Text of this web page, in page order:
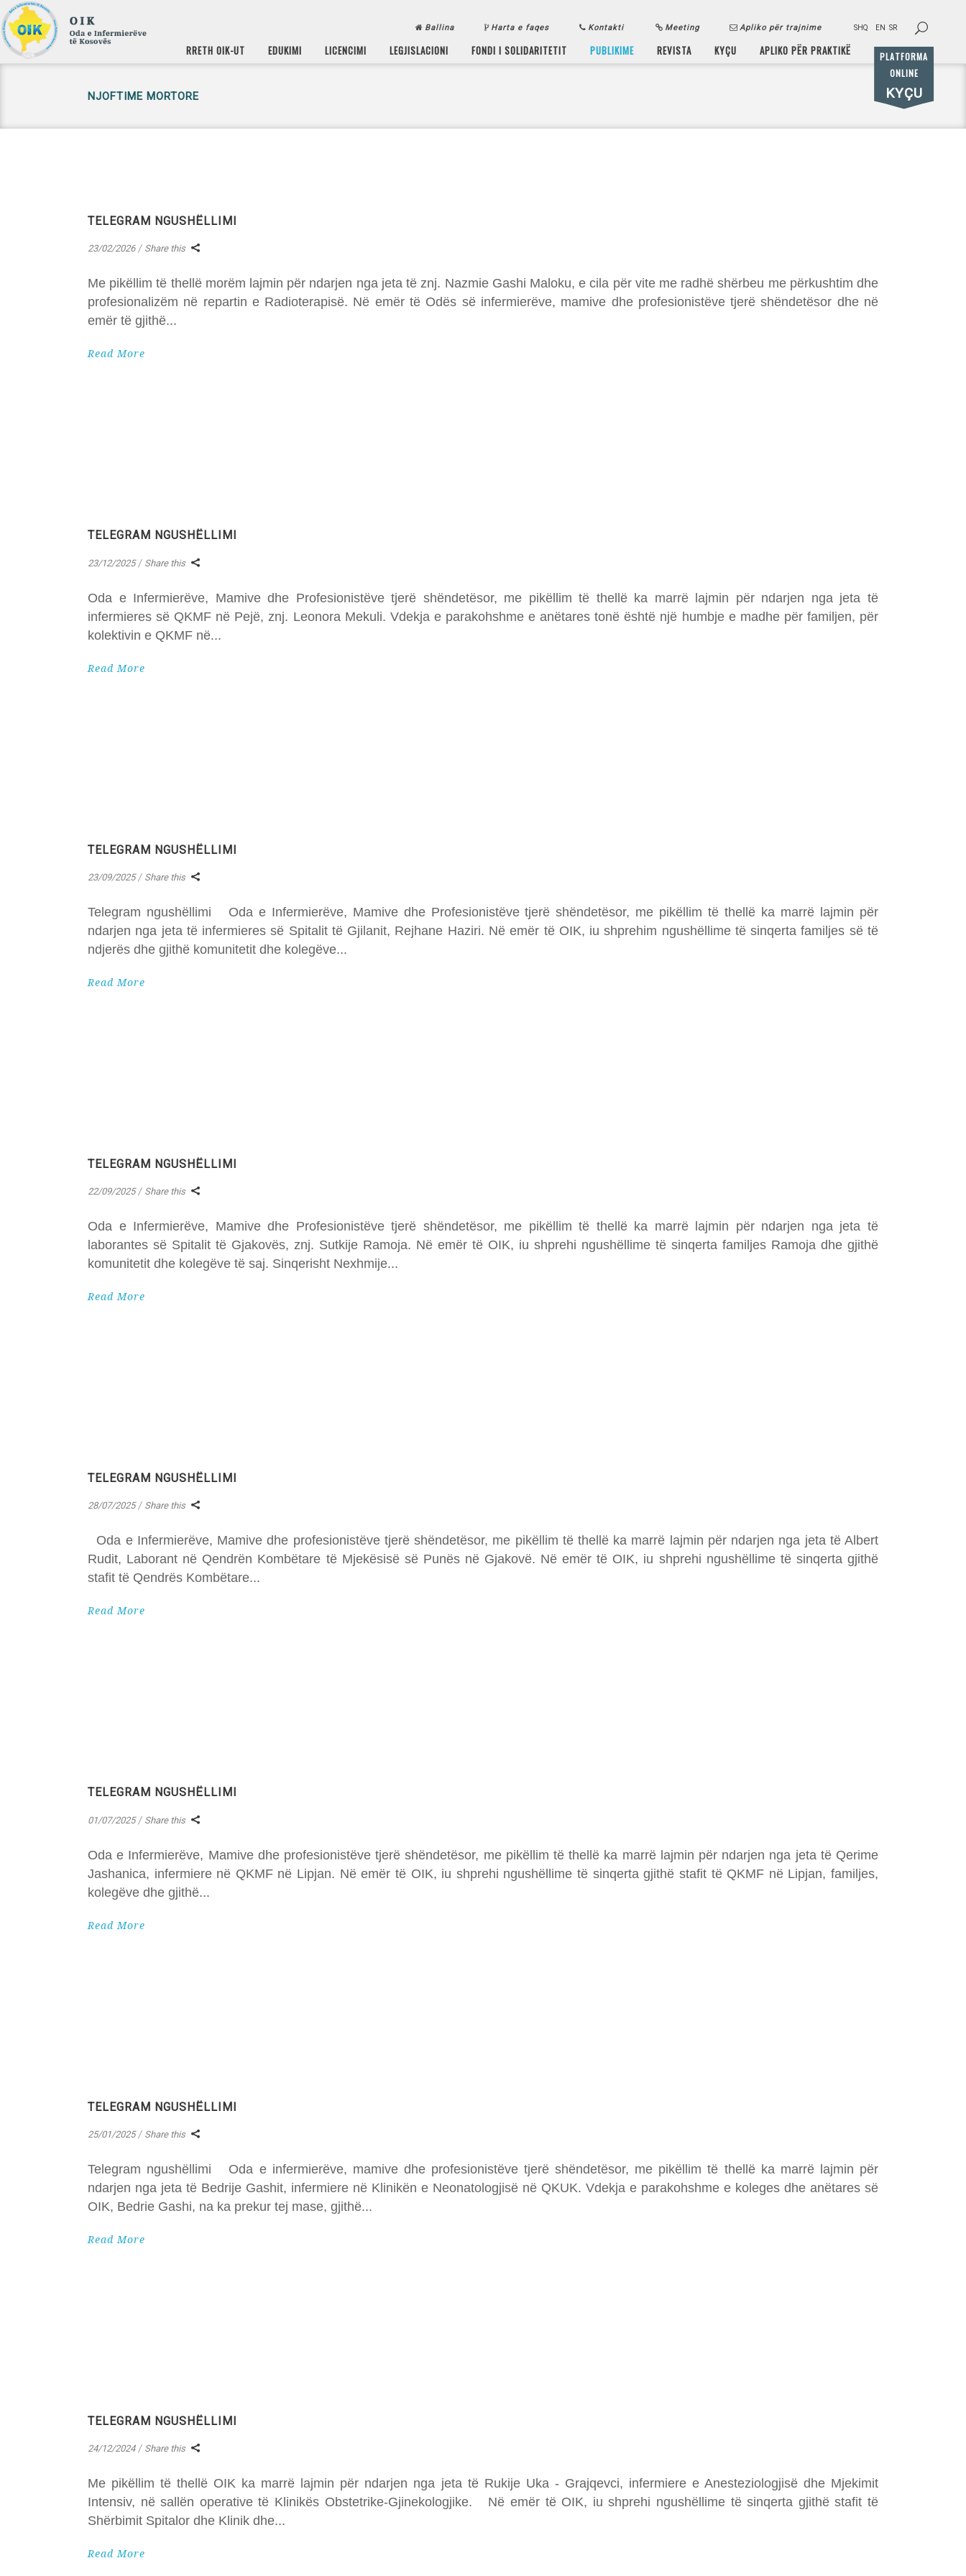
Ballina Harta e faqes Kontakti Meeting Apliko për trajnime SHQ EN SR
RRETH OIK-UT EDUKIMI LICENCIMI LEGJISLACIONI FONDI I SOLIDARITETIT PUBLIKIME REVISTA
PLATFORMA
ONLINE
KYÇU
KYÇU APLIKO PËR PRAKTIKË
NJOFTIME MORTORE
TELEGRAM NGUSHËLLIMI
23/02/2026 Share this
Me pikëllim të thellë morëm lajmin për ndarjen nga jeta të znj. Nazmie Gashi Maloku, e cila për vite me radhë shërbeu me përkushtim dhe
profesionalizëm në repartin e Radioterapisë. Në emër të Odës së infermierëve, mamive dhe profesionistëve tjerë shëndetësor dhe në
emër të gjithë
Read More
TELEGRAM NGUSHËLLIMI
23/12/2025 Share this
Oda e Infermierëve, Mamive dhe Profesionistëve tjerë shëndetësor, me pikëllim të thellë ka marrë lajmin për ndarjen nga jeta të
infermieres së QKMF në Pejë, znj. Leonora Mekuli. Vdekja e parakohshme e anëtares tonë është një humbje e madhe për familjen, për
kolektivin e QKMF në
Read More
TELEGRAM NGUSHËLLIMI
23/09/2025 Share this
Telegram ngushëllimi Oda e Infermierëve, Mamive dhe Profesionistëve tjerë shëndetësor, me pikëllim të thellë ka marrë lajmin për
ndarjen nga jeta të infermieres së Spitalit të Gjilanit, Rejhane Haziri. Në emër të OIK, iu shprehim ngushëllime të sinqerta familjes së të
ndjerës dhe gjithë komunitetit dhe kolegëve
Read More
TELEGRAM NGUSHËLLIMI
22/09/2025 Share this
Oda e Infermierëve, Mamive dhe Profesionistëve tjerë shëndetësor, me pikëllim të thellë ka marrë lajmin për ndarjen nga jeta të
laborantes së Spitalit të Gjakovës, znj. Sutkije Ramoja. Në emër të OIK, iu shprehi ngushëllime të sinqerta familjes Ramoja dhe gjithë
komunitetit dhe kolegëve të saj. Sinqerisht Nexhmije
Read More
TELEGRAM NGUSHËLLIMI
28/07/2025 Share this
Oda e Infermierëve, Mamive dhe profesionistëve tjerë shëndetësor, me pikëllim të thellë ka marrë lajmin për ndarjen nga jeta të Albert
Rudit, Laborant në Qendrën Kombëtare të Mjekësisë së Punës në Gjakovë. Në emër të OIK, iu shprehi ngushëllime të sinqerta gjithë
stafit të Qendrës Kombëtare
Read More
TELEGRAM NGUSHËLLIMI
01/07/2025 Share this
Oda e Infermierëve, Mamive dhe profesionistëve tjerë shëndetësor, me pikëllim të thellë ka marrë lajmin për ndarjen nga jeta të Qerime
Jashanica, infermiere në QKMF në Lipjan. Në emër të OIK, iu shprehi ngushëllime të sinqerta gjithë stafit të QKMF në Lipjan, familjes,
kolegëve dhe gjithë
Read More
TELEGRAM NGUSHËLLIMI
25/01/2025 Share this
Telegram ngushëllimi Oda e infermierëve, mamive dhe profesionistëve tjerë shëndetësor, me pikëllim të thellë ka marrë lajmin për
ndarjen nga jeta të Bedrije Gashit, infermiere në Klinikën e Neonatologjisë në QKUK. Vdekja e parakohshme e koleges dhe anëtares së
OIK, Bedrie Gashi, na ka prekur tej mase, gjithë
Read More
TELEGRAM NGUSHËLLIMI
24/12/2024 Share this
Me pikëllim të thellë OIK ka marrë lajmin për ndarjen nga jeta të Rukije Uka - Grajqevci, infermiere e Anesteziologjisë dhe Mjekimit
Intensiv, në sallën operative të Klinikës Obstetrike-Gjinekologjike. Në emër të OIK, iu shprehi ngushëllime të sinqerta gjithë stafit të
Shërbimit Spitalor dhe Klinik dhe
Read More